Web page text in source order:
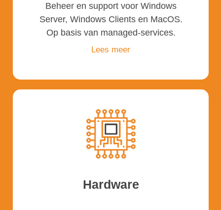
Beheer en support voor Windows
Server, Windows Clients en MacOS.
Op basis van managed-services.
Lees meer
Hardware